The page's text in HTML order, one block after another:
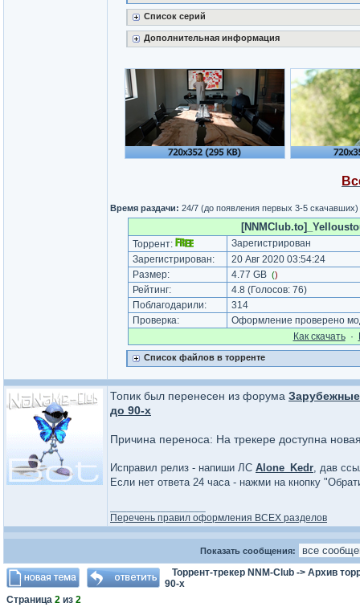
Список серий
Дополнительная информация
Время раздачи: 24/7 (до появления первых 3-5 скачавших)
Торрент:
Зарегистрирован
Зарегистрирован:
20 Авг 2020 03:54:24
Размер:
4.77 GB ()
Рейтинг: 4.8 (Голосов: 76)
Поблагодарили:
314
Проверка:
Оформление проверено
Как cкачать·
Список файлов в торренте
Топик был перенесен из форума
до 90-х
Причина переноса: На трекере доступна
Исправил релиз - напиши ЛС Alone_Kedr, дав
Если нет ответа 24 часа - нажми на кнопку
Перечень правил оформления ВСЕХ разделов
Показать сообщения:
Торрент-трекер NNM-Club -> Архив
90-х
Страница 2 из 2